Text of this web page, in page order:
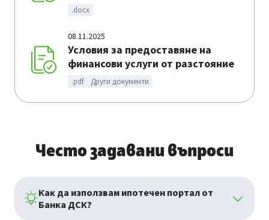
.docx
08.11.2025
Условия за предоставяне на
финансови услуги от разстояние
.pdf Други документи
Често задавани въпроси
Как да използвам ипотечен портал от
Банка ДСК?